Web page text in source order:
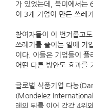
가 있었는데, 북미에서
이 3개 기업이 만든 쓰레
참여자들이 이 번거롭고
쓰레기를 줄이는 일에 기
이다. 이들은 기업들이 플
어떤 다른 방안도 효과를
글로벌 식품기업 다농
(Mondelez
레의 뒤를 이어 각각 4위